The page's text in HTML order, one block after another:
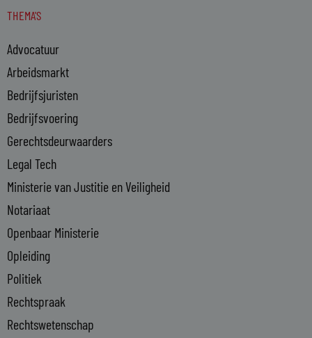
k
d
i
n
-
i
n
THEMA'S
Advocatuur
Arbeidsmarkt
Bedrijfsjuristen
Bedrijfsvoering
Gerechtsdeurwaarders
Legal Tech
Ministerie van Justitie en Veiligheid
Notariaat
Openbaar Ministerie
Opleiding
Politiek
Rechtspraak
Rechtswetenschap